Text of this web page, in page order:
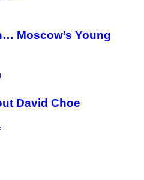
Moscow’s Young
David Choe